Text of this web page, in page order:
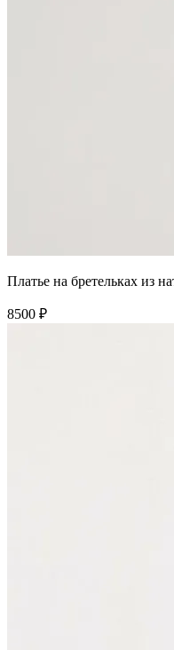
Платье на бретельках из
8500 ₽